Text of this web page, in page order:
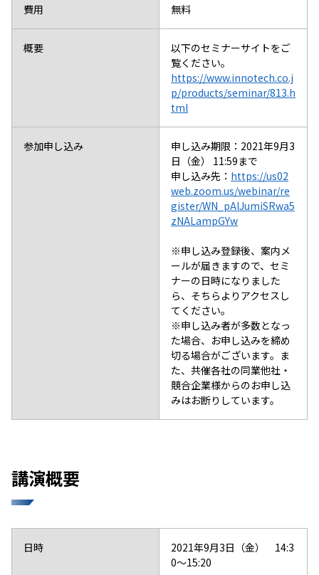
費用 無料
概要
以下のセミナーサイトをご
覧ください。
https://www.innotech.co.j
p/products/seminar/813.h
tml
参加申し込み
申し込み期限：2021年9月3
日（金） 11:59まで
申し込み先： https://us02
web.zoom.us/webinar/re
gister/WN_pAlJumiSRwa5
zNALampGYw
※申し込み登録後、案内メ
ールが届きますので、セミ
ナーの日時になりました
ら、そちらよりアクセスし
てください。
※申し込み者が多数となっ
た場合、お申し込みを締め
切る場合がございます。ま
た、共催各社の同業他社・
競合企業様からのお申し込
みはお断りしています。
講演概要
日時
2021年9月3日（金） 14:3
0～15:20